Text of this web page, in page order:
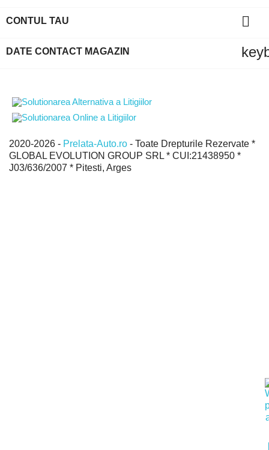
CONTUL TAU 
DATE CONTACT MAGAZIN
2020-2026 - Prelata-Auto.ro - Toate Drepturile Rezervate *
GLOBAL EVOLUTION GROUP SRL * CUI:21438950 *
J03/636/2007 * Pitesti, Arges